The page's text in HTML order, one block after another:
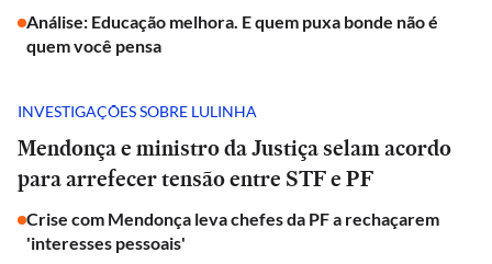
Análise: Educação melhora. E quem puxa bonde não é
quem você pensa
INVESTIGAÇÕES SOBRE LULINHA
Mendonça e ministro da Justiça selam acordo
para arrefecer tensão entre STF e PF
Crise com Mendonça leva chefes da PF a rechaçarem
'interesses pessoais'